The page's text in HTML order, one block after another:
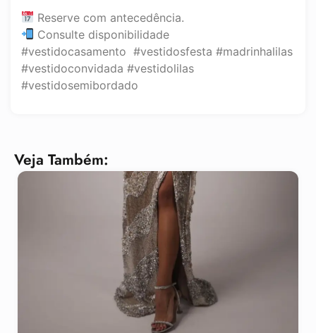
Reserve com antecedência.
Consulte disponibilidade
#vestidocasamento #vestidosfesta #madrinhalilas
#vestidoconvidada #vestidolilas
#vestidosemibordado
Veja Também: